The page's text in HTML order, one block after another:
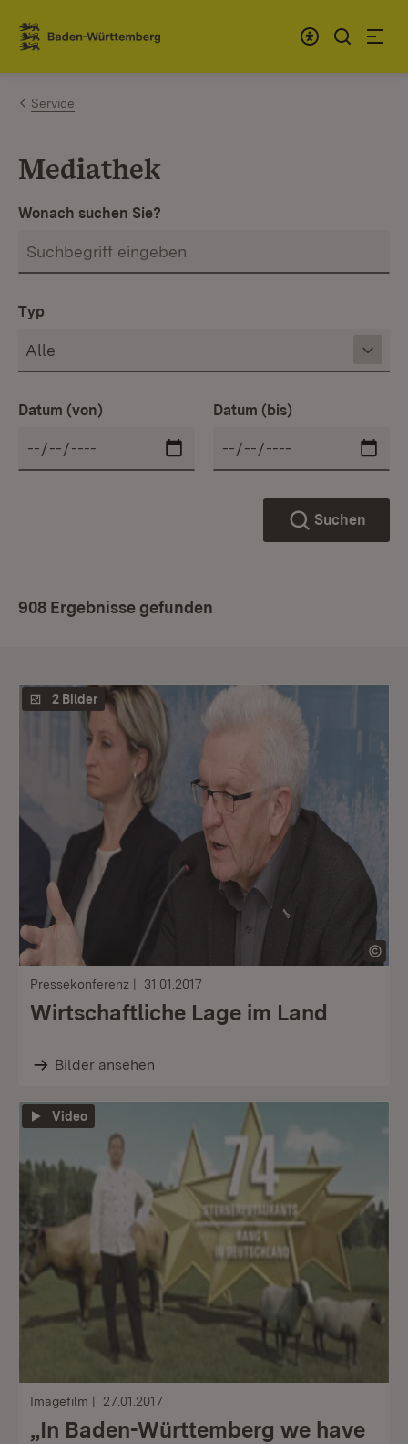
Zum Inhalt springen
Link zur Startseite
Service
Mediathek
Wonach suchen Sie?
Typ
Datum (von) Datum (bis)
Suchen
908 Ergebnisse gefunden
2 Bilder
Pressekonferenz 31.01.2017
Wirtschaftliche Lage im Land
Bilder ansehen
Video
Imagefilm 27.01.2017
„In Baden-Württemberg we have